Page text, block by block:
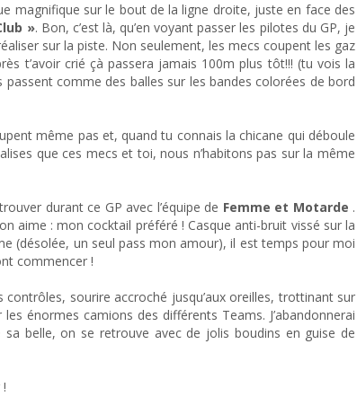
magnifique sur le bout de la ligne droite, juste en face des
». Bon, c’est là, qu’en voyant passer les pilotes du GP, je
sur la piste. Non seulement, les mecs coupent les gaz
t’avoir crié çà passera jamais 100m plus tôt!!! (tu vois la
comme des balles sur les bandes colorées de bord
même pas et, quand tu connais la chicane qui déboule
que ces mecs et toi, nous n’habitons pas sur la même
durant ce GP avec l’équipe de Femme et Motarde .
aime : mon cocktail préféré ! Casque anti-bruit vissé sur la
(désolée, un seul pass mon amour), il est temps pour moi
commencer !
sourire accroché jusqu’aux oreilles, trottinant sur
énormes camions des différents Teams. J’abandonnerai
belle, on se retrouve avec de jolis boudins en guise de